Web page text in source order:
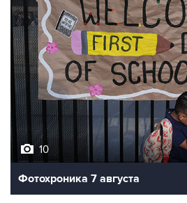
10
Фотохроника 7 августа